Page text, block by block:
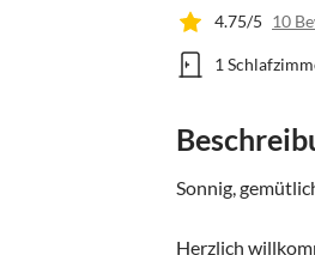
4.75/5 10
1
Sonnig,
Herzlich